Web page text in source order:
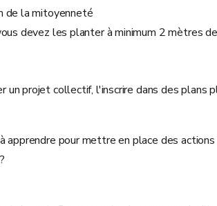
de la mitoyenneté
devez les planter à minimum 2 mètres
projet collectif, l'inscrire dans des plans
pour mettre en place des